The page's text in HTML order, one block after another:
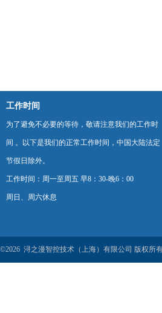
工作时间
为了避免不必要的等待，敬请注意我们的工作时
间 。以下是我们的正常工作时间，中国大陆法定
节假日除外。
工作时间：周一至周五 早8：30-晚6：00
周日、周六休息
©2026 浔之漫智控技术（上海）有限公司 版权所